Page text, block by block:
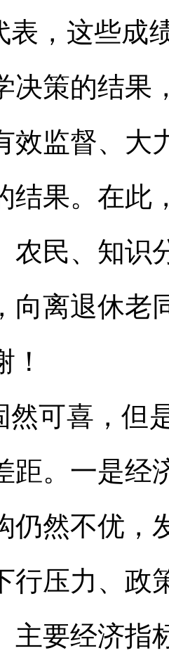
表，这些成
决策的结果
效监督、大
结果。在此
农民、知识
向离退休老
！
然可喜，但
距。一是经
仍然不优，
行压力、政
主要经济指